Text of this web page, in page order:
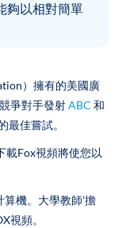
夠以相對簡單
）擁有的美國廣
爭對手發射ABC和
最佳嘗試。
載Fox視頻將使您以
算機。大學教師'擔
視頻。